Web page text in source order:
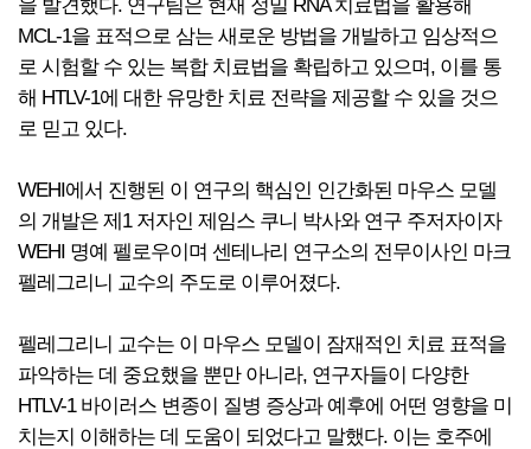
을 발견했다. 연구팀은 현재 정밀 RNA 치료법을 활용해
MCL-1을 표적으로 삼는 새로운 방법을 개발하고 임상적으
로 시험할 수 있는 복합 치료법을 확립하고 있으며, 이를 통
해 HTLV-1에 대한 유망한 치료 전략을 제공할 수 있을 것으
로 믿고 있다.
WEHI에서 진행된 이 연구의 핵심인 인간화된 마우스 모델
의 개발은 제1 저자인 제임스 쿠니 박사와 연구 주저자이자
WEHI 명예 펠로우이며 센테나리 연구소의 전무이사인 마크
펠레그리니 교수의 주도로 이루어졌다.
펠레그리니 교수는 이 마우스 모델이 잠재적인 치료 표적을
파악하는 데 중요했을 뿐만 아니라, 연구자들이 다양한
HTLV-1 바이러스 변종이 질병 증상과 예후에 어떤 영향을 미
치는지 이해하는 데 도움이 되었다고 말했다. 이는 호주에